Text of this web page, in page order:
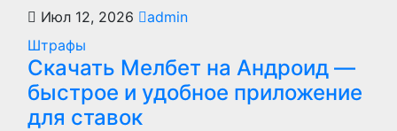
Июл 12, 2026
admin
Штрафы
Скачать Мелбет на Андроид —
быстрое и удобное приложение
для ставок